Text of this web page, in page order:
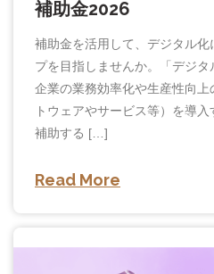
補助金を活用して、デジタル化
プを目指しませんか。「デジ
企業の業務効率化や生産性向上
トウェアやサービス等）を導入
補助する […]